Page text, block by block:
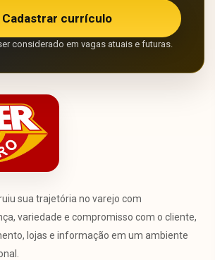
Cadastrar currículo
considerado em vagas atuais e futuras.
sua trajetória no varejo com
variedade e compromisso com o cliente,
lojas e informação em um ambiente